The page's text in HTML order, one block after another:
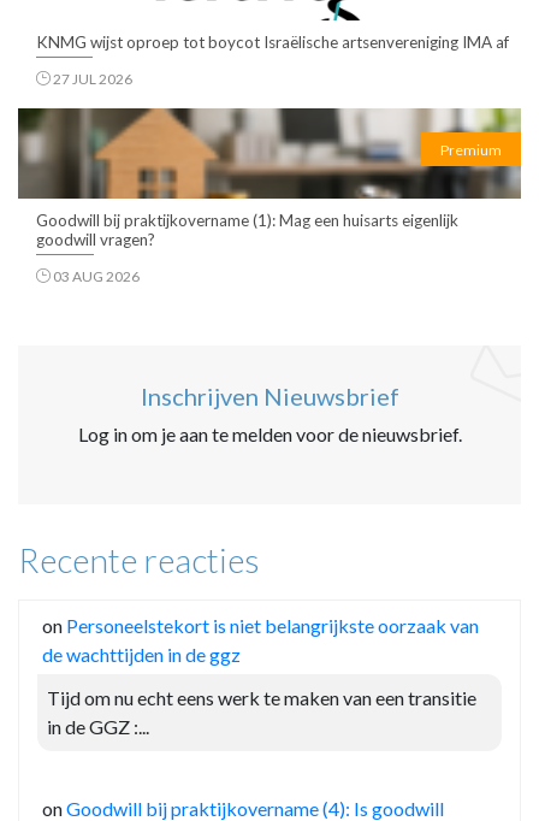
KNMG wijst oproep tot boycot Israëlische artsenvereniging IMA af
27 JUL 2026
Premium
Goodwill bij praktijkovername (1): Mag een huisarts eigenlijk
goodwill vragen?
03 AUG 2026
Inschrijven Nieuwsbrief
Log in om je aan te melden voor de nieuwsbrief.
Recente reacties
on Personeelstekort is niet belangrijkste oorzaak van
de wachttijden in de ggz
Tijd om nu echt eens werk te maken van een transitie
in de GGZ :...
onGoodwill bij praktijkovername (4): Is goodwill